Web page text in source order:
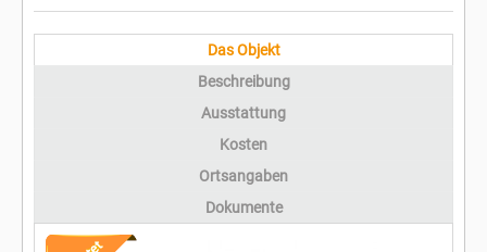
Das Objekt
Beschreibung
Ausstattung
Kosten
Ortsangaben
Dokumente